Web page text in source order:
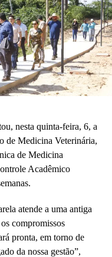
nesta quinta-feira, 6, a
de Medicina Veterinária,
de Medicina
Acadêmico
atende a uma antiga
compromissos
pronta, em torno de
da nossa gestão”,